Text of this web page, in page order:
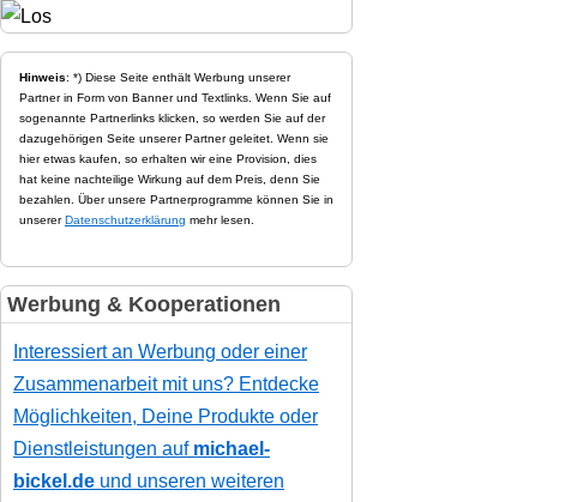
Hinweis: *) Diese Seite enthält Werbung unserer
Partner in Form von Banner und Textlinks. Wenn Sie auf
sogenannte Partnerlinks klicken, so werden Sie auf der
dazugehörigen Seite unserer Partner geleitet. Wenn sie
hier etwas kaufen, so erhalten wir eine Provision, dies
hat keine nachteilige Wirkung auf dem Preis, denn Sie
bezahlen. Über unsere Partnerprogramme können Sie in
unsererDatenschutzerklärung mehr lesen.
Werbung & Kooperationen
Interessiert an Werbung oder einer
Zusammenarbeit mit uns? Entdecke
Möglichkeiten, Deine Produkte oder
Dienstleistungen auf michael-
bickel.de und unseren weiteren